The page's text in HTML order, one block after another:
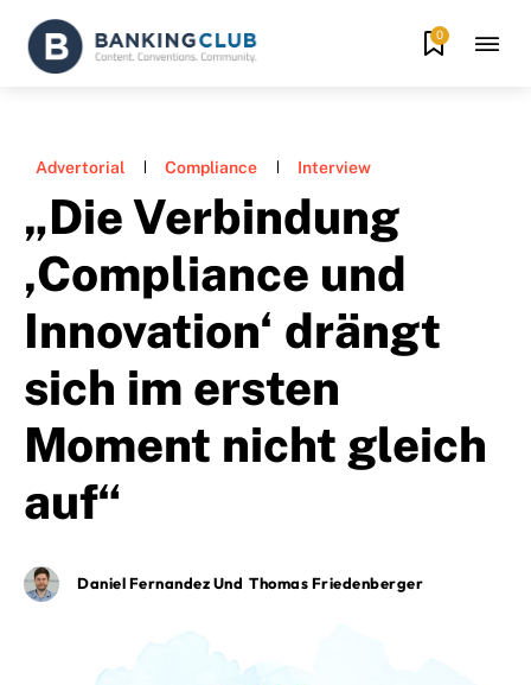
0
Advertorial Compliance Interview
„Die Verbindung
,Compliance und
Innovation‘ drängt
sich im ersten
Moment nicht gleich
auf“
Daniel Fernandez Und Thomas Friedenberger